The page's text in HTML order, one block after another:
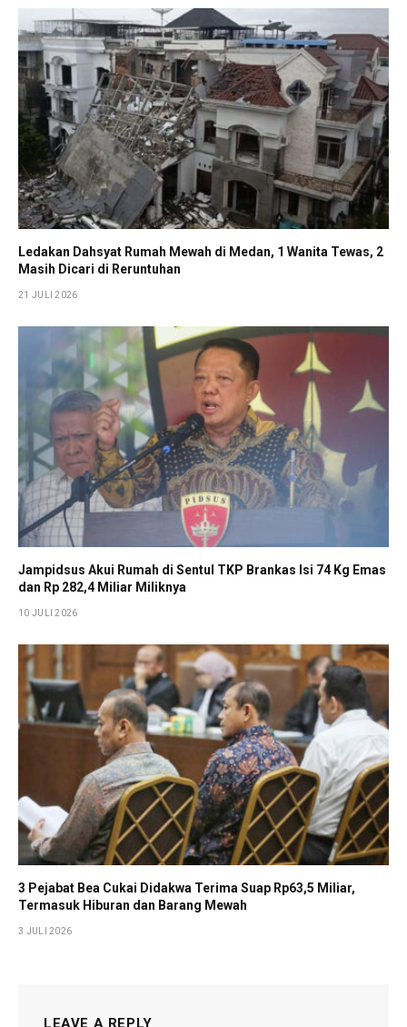
Ledakan Dahsyat Rumah Mewah di Medan, 1 Wanita Tewas, 2
Masih Dicari di Reruntuhan
21 JULI 2026
Jampidsus Akui Rumah di Sentul TKP Brankas Isi 74 Kg Emas
dan Rp 282,4 Miliar Miliknya
10 JULI 2026
3 Pejabat Bea Cukai Didakwa Terima Suap Rp63,5 Miliar,
Termasuk Hiburan dan Barang Mewah
3 JULI 2026
LEAVE A REPLY